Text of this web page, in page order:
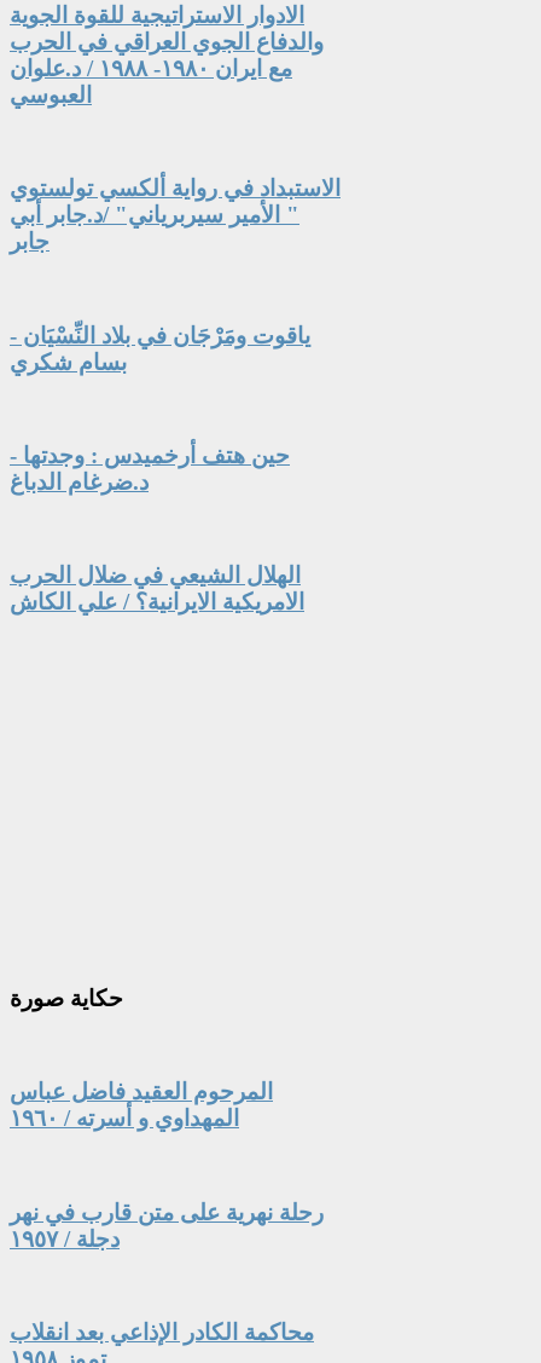
الادوار الاستراتيجية للقوة الجوية
والدفاع الجوي العراقي في الحرب
مع ايران ١٩٨٠- ١٩٨٨ / د.علوان
العبوسي
الاستبداد في رواية ألكسي تولستوي
" الأمير سيربرياني" /د.جابر أبي
جابر
ياقوت ومَرْجَان في بلاد النِّسْيَان -
بسام شكري
حين هتف أرخميدس : وجدتها -
د.ضرغام الدباغ
الهلال الشيعي في ضلال الحرب
الامريكية الايرانية؟ / علي الكاش
حكاية صورة
المرحوم العقيد فاضل عباس
المهداوي و أسرته / ١٩٦٠
رحلة نهرية على متن قارب في نهر
دجلة / ١٩٥٧
محاكمة الكادر الإذاعي بعد انقلاب